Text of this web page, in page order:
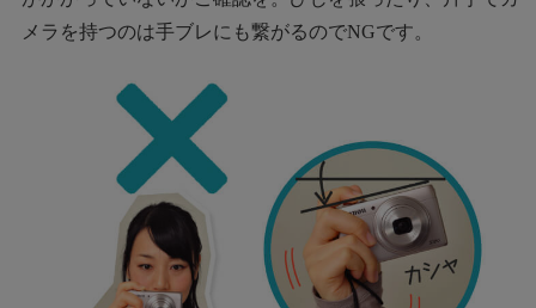
メラを持つのは手ブレにも繋がるのでNGです。